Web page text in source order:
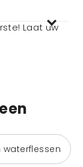
Laat uw
waterflessen